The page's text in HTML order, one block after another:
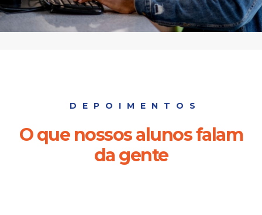
DEPOIMENTOS
O que nossos alunos falam
da gente